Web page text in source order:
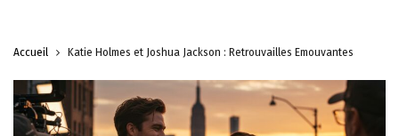
Accueil Katie Holmes et Joshua Jackson : Retrouvailles Émouvantes